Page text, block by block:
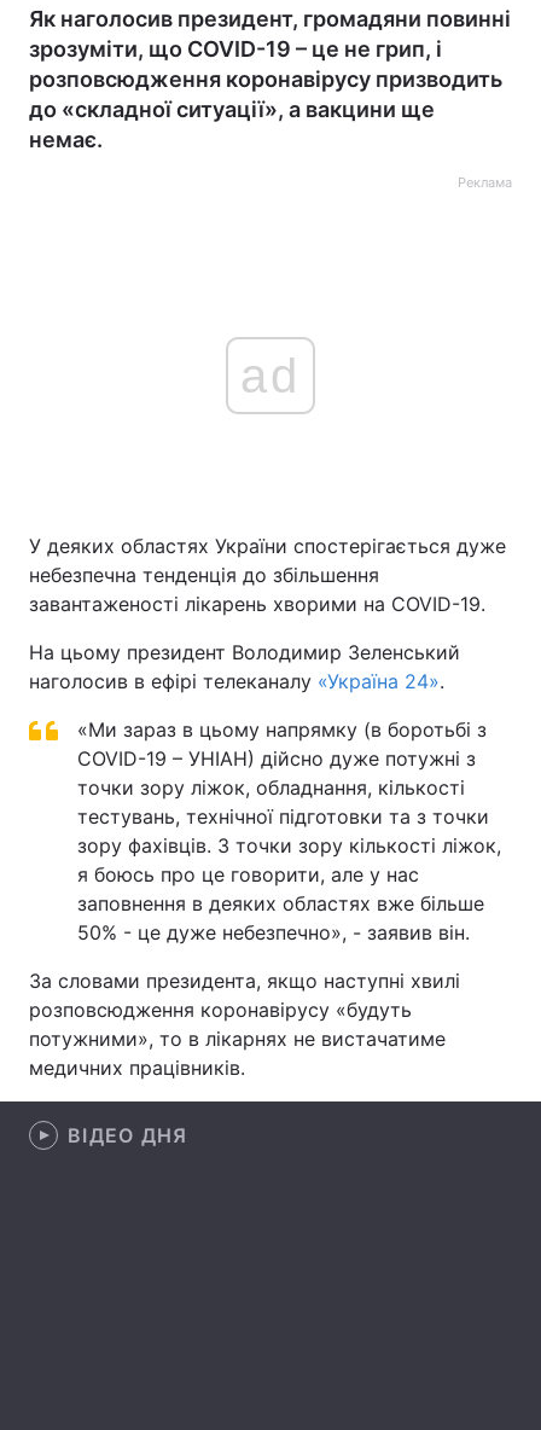
Спорт Наука
Зброя Інциденти
Здоров'я Туризм
Цікавинки Погода
Екологія Регіони
Лонгріди
Відео з Youtube Статті
Інтерв'ю Думки
Архів
Контакти
Як наголосив президент, громадяни повинні
зрозуміти, що COVID-19 – це не грип, і
розповсюдження коронавірусу призводить
до «складної ситуації», а вакцини ще
немає.
Реклама
ad
У деяких областях України спостерігається дуже
небезпечна тенденція до збільшення
завантаженості лікарень хворими на COVID-19.
На цьому президент Володимир Зеленський
наголосив в ефірі телеканалу «Україна 24».
«Ми зараз в цьому напрямку (в боротьбі з
COVID-19 – УНІАН) дійсно дуже потужні з
точки зору ліжок, обладнання, кількості
тестувань, технічної підготовки та з точки
зору фахівців. З точки зору кількості ліжок,
я боюсь про це говорити, але у нас
заповнення в деяких областях вже більше
50% - це дуже небезпечно», - заявив він.
За словами президента, якщо наступні хвилі
розповсюдження коронавірусу «будуть
потужними», то в лікарнях не вистачатиме
медичних працівників.
ВІДЕО ДНЯ